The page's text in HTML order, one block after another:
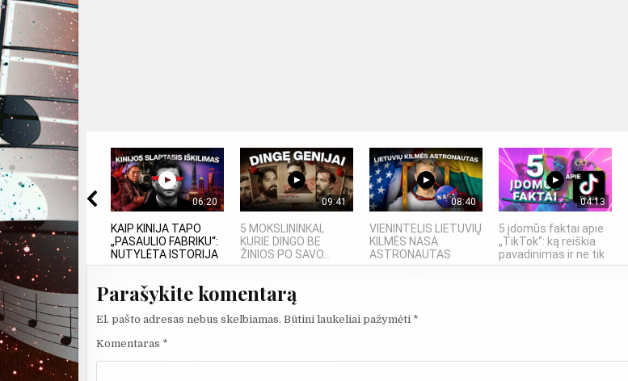
06:20
KAIP KINIJA TAPO
„PASAULIO FABRIKU“:
NUTYLĖTA ISTORIJA
09:41
5 MOKSLININKAI,
KURIE DINGO BE
ŽINIOS PO SAVO...
08:40
VIENINTELIS LIETUVIŲ
KILMĖS NASA
ASTRONAUTAS
04:13
5 įdomūs faktai apie
„TikTok“: ką reiškia
pavadinimas ir ne tik
Parašykite komentarą
El. pašto adresas nebus skelbiamas. Būtini laukeliai pažymėti *
Komentaras *